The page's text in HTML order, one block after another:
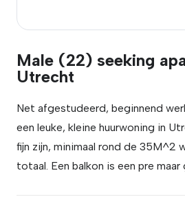
Male (22) seeking
Utrecht
Net afgestudeerd, beginnend
een leuke, kleine huurwoning in
fijn zijn, minimaal rond de 35M^2
totaal. Een balkon is een pre